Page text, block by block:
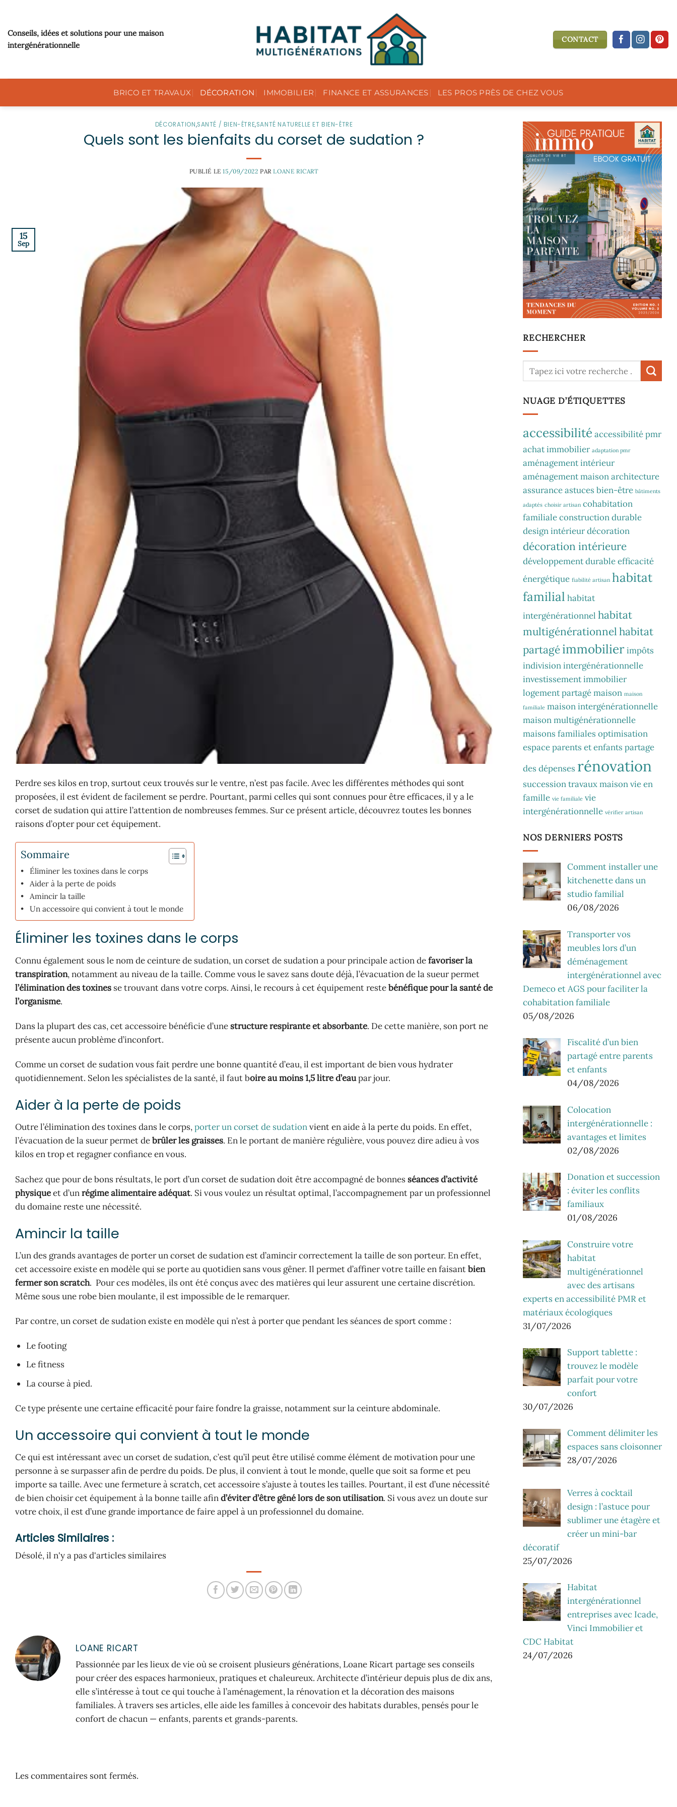
contenu
Conseils, idées et solutions pour une maison
intergénérationnelle
CONTACT
BRICO ET TRAVAUX DÉCORATION IMMOBILIER FINANCE ET ASSURANCES LES PROS PRÈS DE CHEZ VOUS
DÉCORATION,SANTÉ / BIEN-ÊTRE,SANTÉ NATURELLE ET BIEN-ÊTRE
Quels sont les bienfaits du corset de sudation ?
PUBLIÉ LE15/09/2022 PAR LOANE RICART
15
Sep
Perdre ses kilos en trop, surtout ceux trouvés sur le ventre, n’est pas facile. Avec les différentes méthodes qui sont
proposées, il est évident de facilement se perdre. Pourtant, parmi celles qui sont connues pour être efficaces, il y a le
corset de sudation qui attire l’attention de nombreuses femmes. Sur ce présent article, découvrez toutes les bonnes
raisons d’opter pour cet équipement.
Sommaire
Éliminer les toxines dans le corps
Aider à la perte de poids
Amincir la taille
Un accessoire qui convient à tout le monde
Éliminer les toxines dans le corps
Connu également sous le nom de ceinture de sudation, un corset de sudation a pour principale action defavoriser la
transpiration, notamment au niveau de la taille. Comme vous le savez sans doute déjà, l’évacuation de la sueur permet
l’élimination des toxines se trouvant dans votre corps. Ainsi, le recours à cet équipement restebénéfique pour la santé de
l’organisme.
Dans la plupart des cas, cet accessoire bénéficie d’unestructure respirante et absorbante. De cette manière, son port ne
présente aucun problème d’inconfort.
Comme un corset de sudation vous fait perdre une bonne quantité d’eau, il est important de bien vous hydrater
quotidiennement. Selon les spécialistes de la santé, il faut boire au moins 1,5 litre d’eaupar jour.
Aider à la perte de poids
Outre l’élimination des toxines dans le corps,porter un corset de sudationvient en aide à la perte du poids. En effet,
l’évacuation de la sueur permet debrûler les graisses. En le portant de manière régulière, vous pouvez dire adieu à vos
kilos en trop et regagner confiance en vous.
Sachez que pour de bons résultats, le port d’un corset de sudation doit être accompagné de bonnes séances d’activité
physiqueet d’unrégime alimentaire adéquat. Si vous voulez un résultat optimal, l’accompagnement par un professionnel
du domaine reste une nécessité.
Amincir la taille
L’un des grands avantages de porter un corset de sudation est d’amincir correctement la taille de son porteur. En effet,
cet accessoire existe en modèle qui se porte au quotidien sans vous gêner. Il permet d’affiner votre taille en faisantbien
fermer son scratch. Pour ces modèles, ils ont été conçus avec des matières qui leur assurent une certaine discrétion.
Même sous une robe bien moulante, il est impossible de le remarquer.
Par contre, un corset de sudation existe en modèle qui n’est à porter que pendant les séances de sport comme :
Le footing
Le fitness
La course à pied.
Ce type présente une certaine efficacité pour faire fondre la graisse, notamment sur la ceinture abdominale.
Un accessoire qui convient à tout le monde
Ce qui est intéressant avec un corset de sudation, c’est qu’il peut être utilisé comme élément de motivation pour une
personne à se surpasser afin de perdre du poids. De plus, il convient à tout le monde, quelle que soit sa forme et peu
importe sa taille. Avec une fermeture à scratch, cet accessoire s’ajuste à toutes les tailles. Pourtant, il est d’une nécessité
de bien choisir cet équipement à la bonne taille afind’éviter d’être gêné lors de son utilisation. Si vous avez un doute sur
votre choix, il est d’une grande importance de faire appel à un professionnel du domaine.
Articles Similaires :
Désolé, il n'y a pas d'articles similaires
LOANE RICART
Passionnée par les lieux de vie où se croisent plusieurs générations, Loane Ricart partage ses conseils
pour créer des espaces harmonieux, pratiques et chaleureux. Architecte d’intérieur depuis plus de dix ans,
elle s’intéresse à tout ce qui touche à l’aménagement, la rénovation et la décoration des maisons
familiales. À travers ses articles, elle aide les familles à concevoir des habitats durables, pensés pour le
confort de chacun — enfants, parents et grands-parents.
Les commentaires sont fermés.
RECHERCHER
NUAGE D’ÉTIQUETTES
accessibilité accessibilité pmr
achat immobilier adaptation pmr
aménagement intérieur
aménagement maisonarchitecture
assuranceastuces bien-être bâtiments
adaptés choisir artisan cohabitation
familialeconstruction durable
design intérieurdécoration
décoration intérieure
développement durableefficacité
énergétique fiabilité artisan habitat
familial habitat
intergénérationnel habitat
multigénérationnelhabitat
partagéimmobilierimpôts
indivisionintergénérationnelle
investissement immobilier
logement partagémaison maison
familiale maison intergénérationnelle
maison multigénérationnelle
maisons familiales optimisation
espaceparents et enfants partage
des dépenses rénovation
successiontravaux maisonvie en
famille vie familiale vie
intergénérationnelle vérifier artisan
NOS DERNIERS POSTS
Comment installer une
kitchenette dans un
studio familial
06/08/2026
Transporter vos
meubles lors d’un
déménagement
intergénérationnel avec
Demeco et AGS pour faciliter la
cohabitation familiale
05/08/2026
Fiscalité d’un bien
partagé entre parents
et enfants
04/08/2026
Colocation
intergénérationnelle :
avantages et limites
02/08/2026
Donation et succession
: éviter les conflits
familiaux
01/08/2026
Construire votre
habitat
multigénérationnel
avec des artisans
experts en accessibilité PMR et
matériaux écologiques
31/07/2026
Support tablette :
trouvez le modèle
parfait pour votre
confort
30/07/2026
Comment délimiter les
espaces sans cloisonner
28/07/2026
Verres à cocktail
design : l’astuce pour
sublimer une étagère et
créer un mini-bar
décoratif
25/07/2026
Habitat
intergénérationnel
entreprises avec Icade,
Vinci Immobilier et
CDC Habitat
24/07/2026